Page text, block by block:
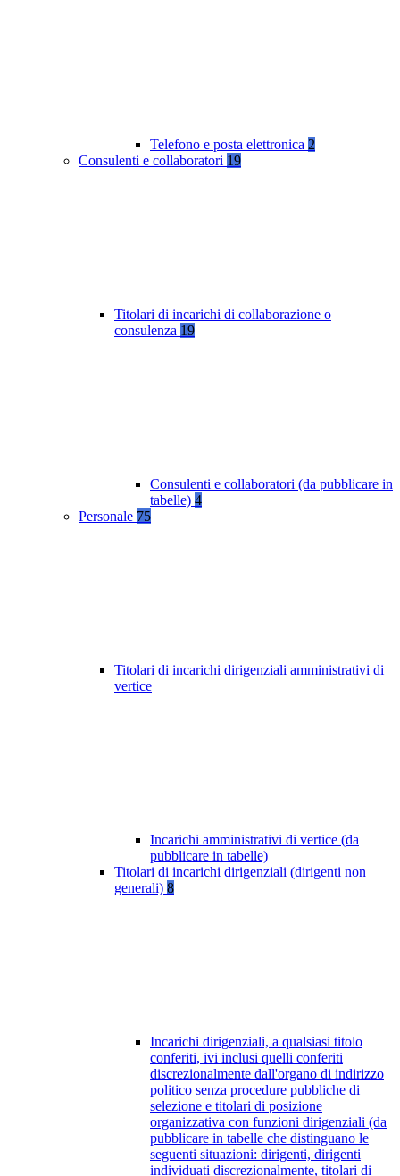
Telefono e posta elettronica 2
Consulenti e collaboratori 19
Titolari di incarichi di collaborazione o
consulenza 19
Consulenti e collaboratori (da pubblicare in
tabelle) 4
Personale 75
Titolari di incarichi dirigenziali amministrativi di
vertice
Incarichi amministrativi di vertice (da
pubblicare in tabelle)
Titolari di incarichi dirigenziali (dirigenti non
generali) 8
Incarichi dirigenziali, a qualsiasi titolo
conferiti, ivi inclusi quelli conferiti
discrezionalmente dall'organo di indirizzo
politico senza procedure pubbliche di
selezione e titolari di posizione
organizzativa con funzioni dirigenziali (da
pubblicare in tabelle che distinguano le
seguenti situazioni: dirigenti, dirigenti
individuati discrezionalmente, titolari di